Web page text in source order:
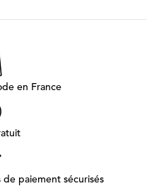
en France
paiement sécurisés